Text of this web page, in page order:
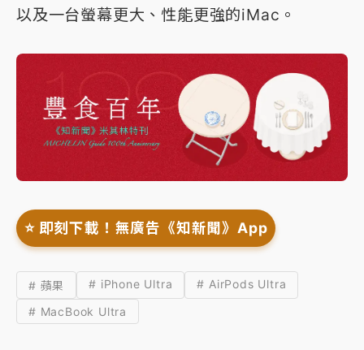
以及一台螢幕更大、性能更強的iMac。
⭐️ 即刻下載！無廣告《知新聞》App
# 蘋果 # iPhone Ultra
# AirPods Ultra
# MacBook Ultra